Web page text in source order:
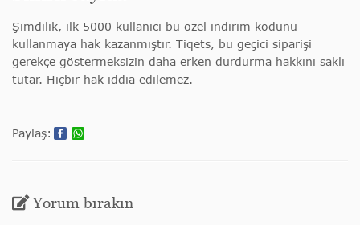
Şimdilik, ilk 5000 kullanıcı bu özel indirim kodunu
kullanmaya hak kazanmıştır. Tiqets, bu geçici siparişi
gerekçe göstermeksizin daha erken durdurma hakkını saklı
tutar. Hiçbir hak iddia edilemez.
Paylaş:
Yorum bırakın